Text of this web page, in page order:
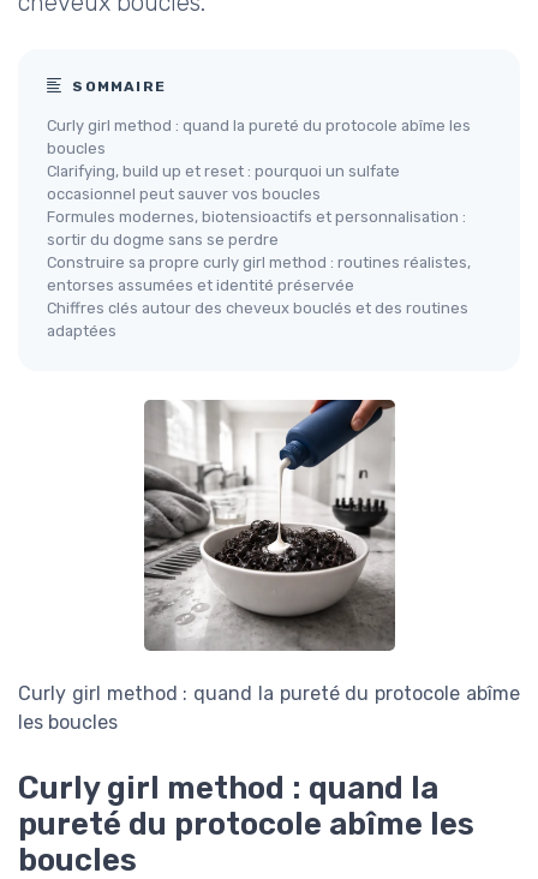
SOMMAIRE
Curly girl method : quand la pureté du protocole abîme les
boucles
Clarifying, build up et reset : pourquoi un sulfate
occasionnel peut sauver vos boucles
Formules modernes, biotensioactifs et personnalisation :
sortir du dogme sans se perdre
Construire sa propre curly girl method : routines réalistes,
entorses assumées et identité préservée
Chiffres clés autour des cheveux bouclés et des routines
adaptées
Curly girl method : quand la pureté du protocole abîme
les boucles
Curly girl method : quand la
pureté du protocole abîme les
boucles